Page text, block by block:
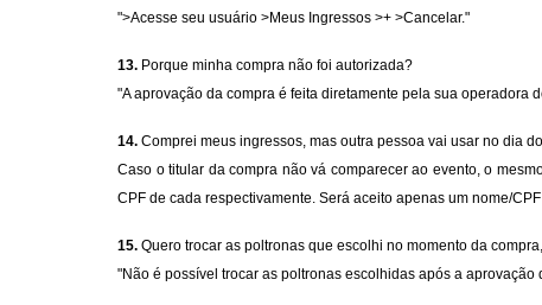
">Acesse seu usuário >Meus Ingressos >+ >Cancelar."
13. Porque minha compra não foi autorizada?
"A aprovação da compra é feita diretamente pela sua
14. Comprei meus ingressos, mas outra pessoa vai usar no dia
Caso o titular da compra não vá comparecer ao evento, o
CPF de cada respectivamente. Será aceito apenas um nome/
15. Quero trocar as poltronas que escolhi no momento da
"Não é possível trocar as poltronas escolhidas após a aprovação